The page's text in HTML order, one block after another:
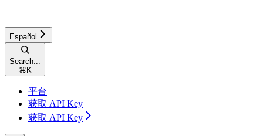
Español
Search...
⌘ K
平台
获取 API Key
获取 API Key